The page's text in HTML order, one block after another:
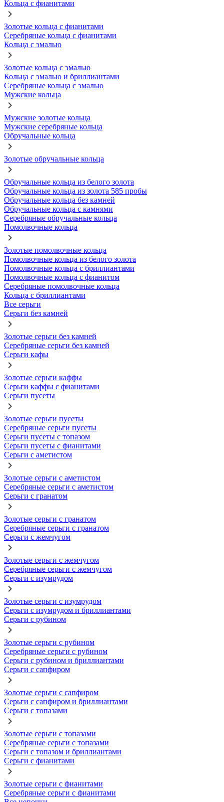
Кольца с фианитами
Золотые кольца с фианитами
Серебряные кольца с фианитами
Кольца с эмалью
Золотые кольца с эмалью
Кольца с эмалью и бриллиантами
Серебряные кольца с эмалью
Мужские кольца
Мужские золотые кольца
Мужские серебряные кольца
Обручальные кольца
Золотые обручальные кольца
Обручальные кольца из белого золота
Обручальные кольца из золота 585 пробы
Обручальные кольца без камней
Обручальные кольца с камнями
Серебряные обручальные кольца
Помолвочные кольца
Золотые помолвочные кольца
Помолвочные кольца из белого золота
Помолвочные кольца с бриллиантами
Помолвочные кольца с фианитом
Серебряные помолвочные кольца
Кольца с бриллиантами
Все серьги
Серьги без камней
Золотые серьги без камней
Серебряные серьги без камней
Серьги кафы
Золотые серьги каффы
Серьги каффы с фианитами
Серьги пусеты
Золотые серьги пусеты
Серебряные серьги пусеты
Серьги пусеты с топазом
Серьги пусеты с фианитами
Серьги с аметистом
Золотые серьги с аметистом
Серебряные серьги с аметистом
Серьги с гранатом
Золотые серьги с гранатом
Серебряные серьги с гранатом
Серьги с жемчугом
Золотые серьги с жемчугом
Серебряные серьги с жемчугом
Серьги с изумрудом
Золотые серьги с изумрудом
Серьги с изумрудом и бриллиантами
Серьги с рубином
Золотые серьги с рубином
Серебряные серьги с рубином
Серьги с рубином и бриллиантами
Серьги с сапфиром
Золотые серьги с сапфиром
Серьги с сапфиром и бриллиантами
Серьги с топазами
Золотые серьги с топазами
Серебряные серьги с топазами
Серьги с топазом и бриллиантами
Серьги с фианитами
Золотые серьги с фианитами
Серебряные серьги с фианитами